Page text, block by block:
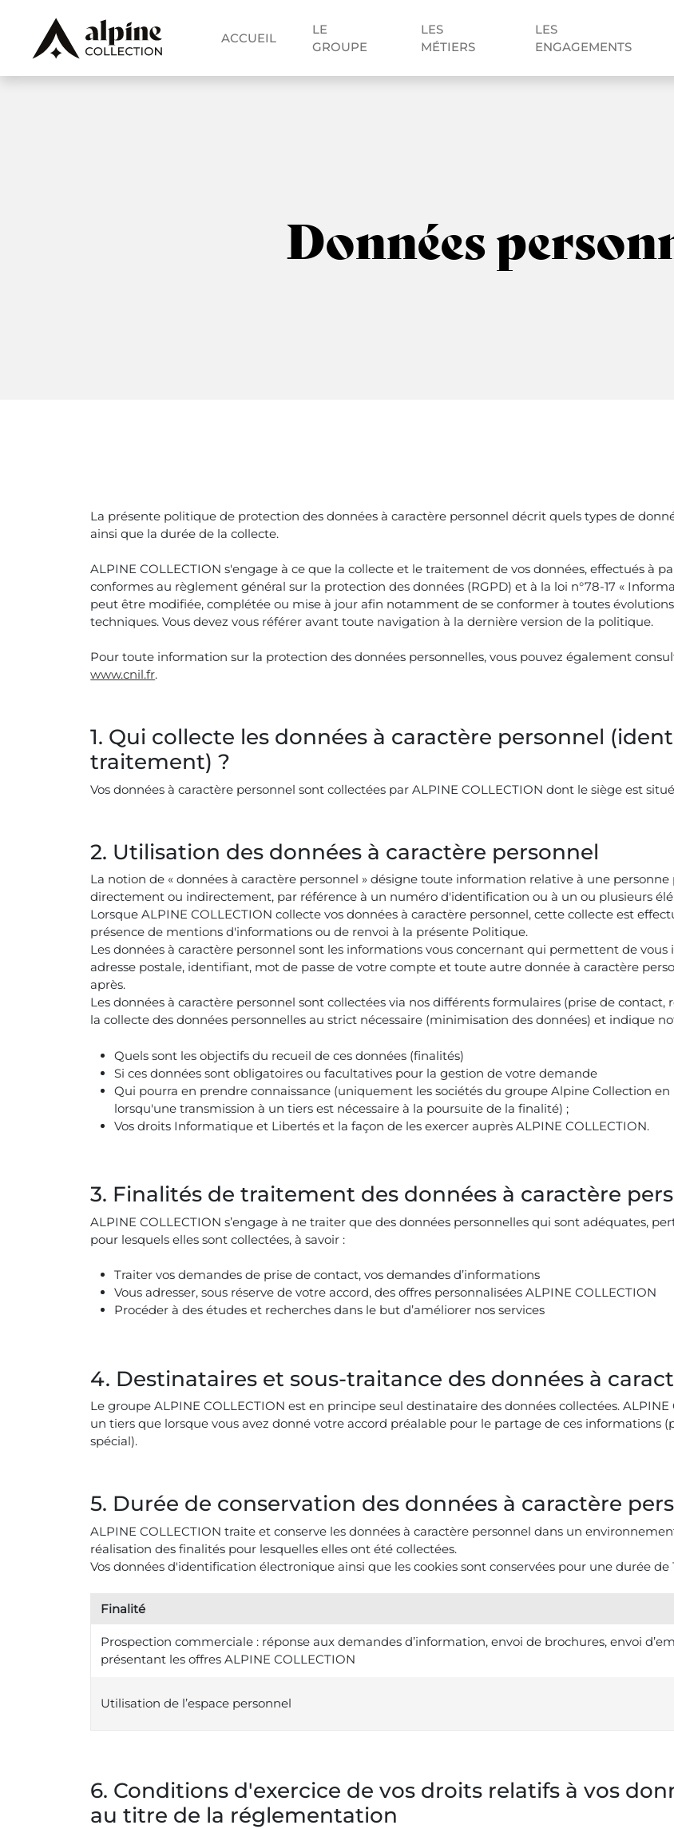
ACCUEIL
LE
GROUPE
LES
MÉTIERS
LES
ENGAGEMENTS
Données
La présente politique de protection des données à caractère personnel décrit quels types de
ainsi que la durée de la collecte.
ALPINE COLLECTION s'engage à ce que la collecte et le traitement de vos données, effectués à
conformes au règlement général sur la protection des données (RGPD) et à la loi n°78-17 «
peut être modifiée, complétée ou mise à jour afin notamment de se conformer à toutes
techniques. Vous devez vous référer avant toute navigation à la dernière version de la politique.
Pour toute information sur la protection des données personnelles, vous pouvez également
www.cnil.fr.
1. Qui collecte les données à caractère personnel
traitement) ?
Vos données à caractère personnel sont collectées par ALPINE COLLECTION dont le siège est
2. Utilisation des données à caractère personnel
La notion de « données à caractère personnel » désigne toute information relative à une
directement ou indirectement, par référence à un numéro d'identification ou à un ou plusieurs
Lorsque ALPINE COLLECTION collecte vos données à caractère personnel, cette collecte est
présence de mentions d'informations ou de renvoi à la présente Politique.
Les données à caractère personnel sont les informations vous concernant qui permettent de
adresse postale, identifiant, mot de passe de votre compte et toute autre donnée à caractère
après.
Les données à caractère personnel sont collectées via nos différents formulaires (prise de
la collecte des données personnelles au strict nécessaire (minimisation des données) et indique
Quels sont les objectifs du recueil de ces données (finalités)
Si ces données sont obligatoires ou facultatives pour la gestion de votre demande
Qui pourra en prendre connaissance (uniquement les sociétés du groupe Alpine Collection
lorsqu'une transmission à un tiers est nécessaire à la poursuite de la finalité) ;
Vos droits Informatique et Libertés et la façon de les exercer auprès ALPINE COLLECTION.
3. Finalités de traitement des données à caractère
ALPINE COLLECTION s’engage à ne traiter que des données personnelles qui sont adéquates,
pour lesquels elles sont collectées, à savoir :
Traiter vos demandes de prise de contact, vos demandes d’informations
Vous adresser, sous réserve de votre accord, des offres personnalisées ALPINE COLLECTION
Procéder à des études et recherches dans le but d’améliorer nos services
4. Destinataires et sous-traitance des données à
Le groupe ALPINE COLLECTION est en principe seul destinataire des données collectées.
un tiers que lorsque vous avez donné votre accord préalable pour le partage de ces
spécial).
5. Durée de conservation des données à caractère
ALPINE COLLECTION traite et conserve les données à caractère personnel dans un
réalisation des finalités pour lesquelles elles ont été collectées.
Vos données d'identification électronique ainsi que les cookies sont conservées pour une durée
Finalité
Prospection commerciale : réponse aux demandes d’information, envoi de brochures, envoi
présentant les offres ALPINE COLLECTION
Utilisation de l’espace personnel
6. Conditions d'exercice de vos droits relatifs à vos
au titre de la réglementation